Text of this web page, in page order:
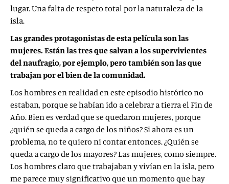
lugar. Una falta de respeto total por la naturaleza de la
isla.
Las grandes protagonistas de esta película son las
mujeres. Están las tres que salvan a los supervivientes
del naufragio, por ejemplo, pero también son las que
trabajan por el bien de la comunidad.
Los hombres en realidad en este episodio histórico no
estaban, porque se habían ido a celebrar a tierra el Fin de
Año. Bien es verdad que se quedaron mujeres, porque
¿quién se queda a cargo de los niños? Si ahora es un
problema, no te quiero ni contar entonces. ¿Quién se
queda a cargo de los mayores? Las mujeres, como siempre.
Los hombres claro que trabajaban y vivían en la isla, pero
me parece muy significativo que un momento que hay